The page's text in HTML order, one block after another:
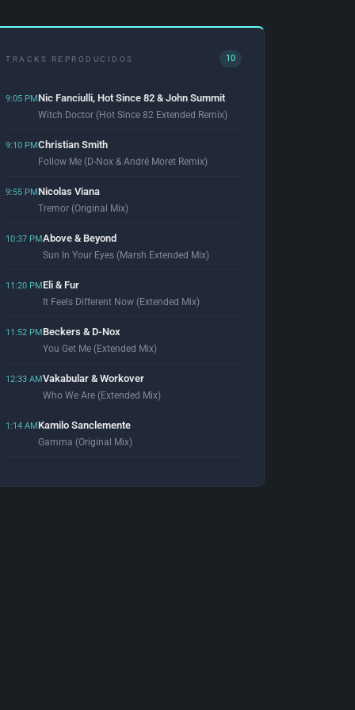
TRACKS REPRODUCIDOS 10
9:05 PMNic Fanciulli, Hot Since 82 & John Summit
Witch Doctor (Hot Since 82 Extended Remix)
9:10 PMChristian Smith
Follow Me (D-Nox & André Moret Remix)
9:55 PMNicolas Viana
Tremor (Original Mix)
10:37 PMAbove & Beyond
Sun In Your Eyes (Marsh Extended Mix)
11:20 PMEli & Fur
It Feels Different Now (Extended Mix)
11:52 PMBeckers & D-Nox
You Get Me (Extended Mix)
12:33 AMVakabular & Workover
Who We Are (Extended Mix)
1:14 AMKamilo Sanclemente
Gamma (Original Mix)
Pandora (Original Mix)